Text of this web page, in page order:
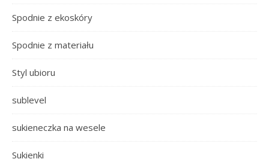
Spodnie z ekoskóry
Spodnie z materiału
Styl ubioru
sublevel
sukieneczka na wesele
Sukienki